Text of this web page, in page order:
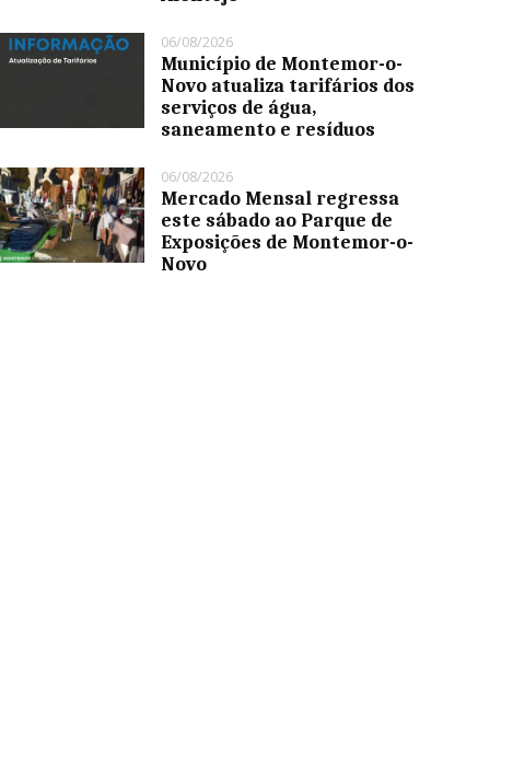
06/08/2026
Município de Montemor-o-
Novo atualiza tarifários dos
serviços de água,
saneamento e resíduos
06/08/2026
Mercado Mensal regressa
este sábado ao Parque de
Exposições de Montemor-o-
Novo